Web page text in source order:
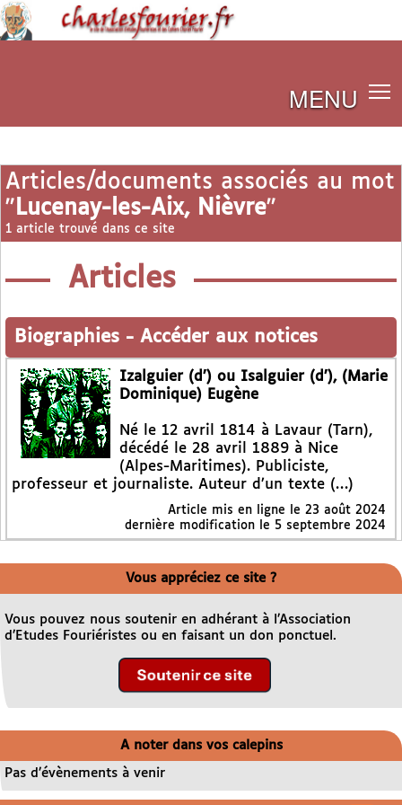
MENU
Articles/documents associés au mot
" Lucenay-les-Aix, Nièvre"
1 article trouvé dans ce site
Articles
Biographies - Accéder aux notices
Izalguier (d’) ou Isalguier (d’), (Marie
Dominique) Eugène
Né le 12 avril 1814 à Lavaur (Tarn),
décédé le 28 avril 1889 à Nice
(Alpes-Maritimes). Publiciste,
professeur et journaliste. Auteur d’un texte (…)
Article mis en ligne le 23 août 2024
dernière modification le 5 septembre 2024
Vous appréciez ce site ?
Vous pouvez nous soutenir en adhérant à l’Association
d’Etudes Fouriéristes ou en faisant un don ponctuel.
A noter dans vos calepins
Pas d’évènements à venir